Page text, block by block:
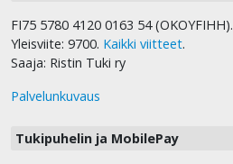
FI75 5780 4120 0163 54 (OKOYFIHH).
Yleisviite: 9700. Kaikki viitteet.
Saaja: Ristin Tuki ry
Palvelunkuvaus
Tukipuhelin ja MobilePay